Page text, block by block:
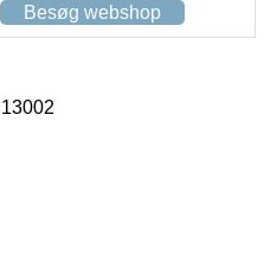
Besøg webshop